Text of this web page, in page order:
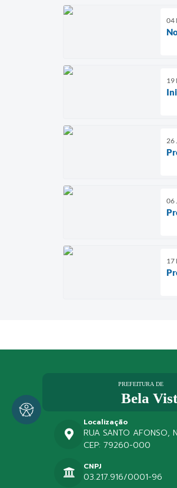
04
19
26
06
17
Localização
RUA SANTO AFONSO,
CEP: 79260-000
CNPJ
03.217.916/0001-96